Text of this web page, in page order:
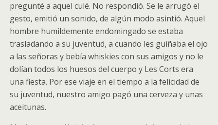
pregunté a aquel culé. No respondió. Se le arrugó el
gesto, emitió un sonido, de algún modo asintió. Aquel
hombre humildemente endomingado se estaba
trasladando a su juventud, a cuando les guiñaba el ojo
a las señoras y bebía whiskies con sus amigos y no le
dolían todos los huesos del cuerpo y Les Corts era
una fiesta. Por ese viaje en el tiempo a la felicidad de
su juventud, nuestro amigo pagó una cerveza y unas
aceitunas.